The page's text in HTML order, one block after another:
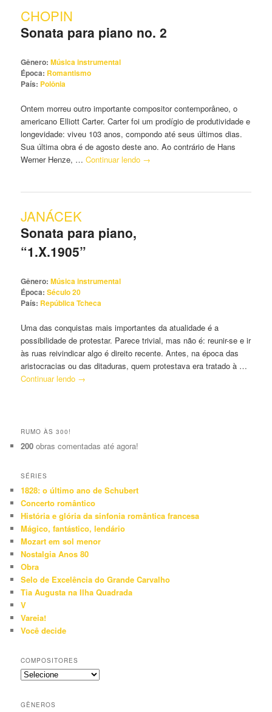
CHOPIN
Sonata para piano no. 2
Gênero: Música instrumental
Época: Romantismo
País: Polônia
Ontem morreu outro importante compositor contemporâneo, o
americano Elliott Carter. Carter foi um prodígio de produtividade e
longevidade: viveu 103 anos, compondo até seus últimos dias.
Sua última obra é de agosto deste ano. Ao contrário de Hans
Werner Henze, …Continuar lendo →
JANÁCEK
Sonata para piano,
“1.X.1905”
Gênero: Música instrumental
Época: Século 20
País: República Tcheca
Uma das conquistas mais importantes da atualidade é a
possibilidade de protestar. Parece trivial, mas não é: reunir-se e ir
às ruas reivindicar algo é direito recente. Antes, na época das
aristocracias ou das ditaduras, quem protestava era tratado à …
Continuar lendo →
RUMO ÀS 300!
200 obras comentadas até agora!
SÉRIES
1828: o último ano de Schubert
Concerto romântico
História e glória da sinfonia romântica francesa
Mágico, fantástico, lendário
Mozart em sol menor
Nostalgia Anos 80
Obra
Selo de Excelência do Grande Carvalho
Tia Augusta na Ilha Quadrada
V
Vareia!
Você decide
COMPOSITORES
GÊNEROS